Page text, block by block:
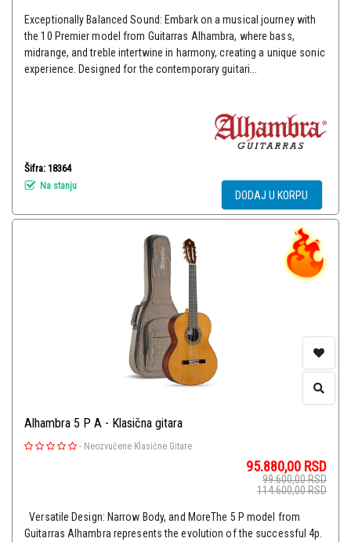
Exceptionally Balanced Sound: Embark on a musical journey with
the 10 Premier model from Guitarras Alhambra, where bass,
midrange, and treble intertwine in harmony, creating a unique sonic
experience. Designed for the contemporary guitari...
Šifra: 18364
Na stanju
DODAJ U KORPU
Alhambra 5 P A - Klasična gitara
- Neozvučene Klasične Gitare
95.880,00 RSD
99.600,00RSD
114.600,00RSD
Versatile Design: Narrow Body, and MoreThe 5 P model from
Guitarras Alhambra represents the evolution of the successful 4p.